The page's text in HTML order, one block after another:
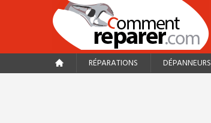
RÉPARATIONS DÉPANNEURS